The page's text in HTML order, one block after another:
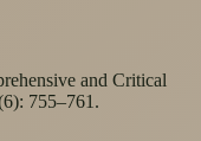
and Critical
755–761.